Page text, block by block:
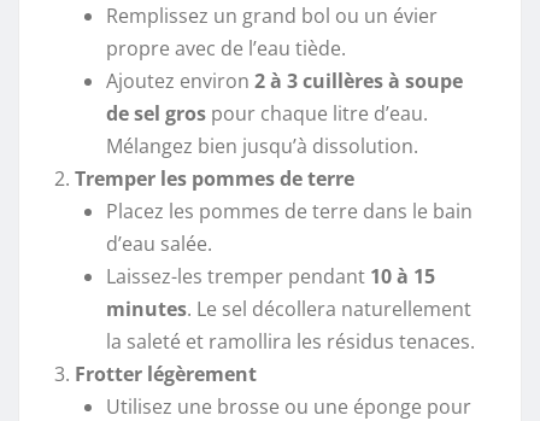
Remplissez un grand bol ou un évier
propre avec de l’eau tiède.
Ajoutez environ 2 à 3 cuillères à soupe
de sel grospour chaque litre d’eau.
Mélangez bien jusqu’à dissolution.
Tremper les pommes de terre
Placez les pommes de terre dans le bain
d’eau salée.
Laissez-les tremper pendant 10 à 15
minutes. Le sel décollera naturellement
la saleté et ramollira les résidus tenaces.
Frotter légèrement
Utilisez une brosse ou une éponge pour